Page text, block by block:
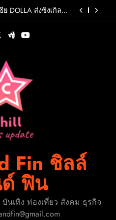
ย DOLLA ส่งซิงเกิล
มอร์ กับมินิอัลบั้มชุดที่
างค้นหาสีสันที่เป็นตัว
MATAWEE” ส่ง
ของคนที่พยายามลืม
DOLLA ส่งซิงเกิล
ลังสองศิลปินแถวหน้า
รเพลงอาเซียน
มอร์ กับมินิอัลบั้มชุดที่
างค้นหาสีสันที่เป็นตัว
ยนจาก “ผู้สร้าง” สู่
Fin ชิลล์
ฟิน
นเทิง ท่องเที่ยว สังคม ธุรกิจ